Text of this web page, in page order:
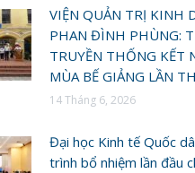
VIỆN QUẢN TRỊ KINH
PHAN ĐÌNH PHÙNG:
TRUYỀN THỐNG KẾT
MÙA BẾ GIẢNG LẦN
14 Tháng 6, 2026
Đại học Kinh tế Quốc
trình bổ nhiệm lần đầu